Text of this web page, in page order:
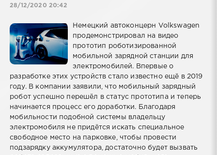
28/12/2020 20:42
Немецкий автоконцерн Volkswagen
продемонстрировал на видео
прототип роботизированной
мобильной зарядной станции для
электромобилей. Впервые о
разработке этих устройств стало известно ещё в 2019
году. В компании заявили, что мобильный зарядный
робот успешно перешёл в статус прототипа и теперь
начинается процесс его доработки. Благодаря
мобильности подобной системы владельцу
электромобиля не придётся искать специальное
свободное место на парковке, чтобы провести
подзарядку аккумулятора, достаточно будет вызвать